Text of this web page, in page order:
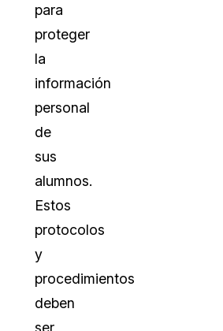
para
proteger
la
información
personal
de
sus
alumnos.
Estos
protocolos
y
procedimientos
deben
ser